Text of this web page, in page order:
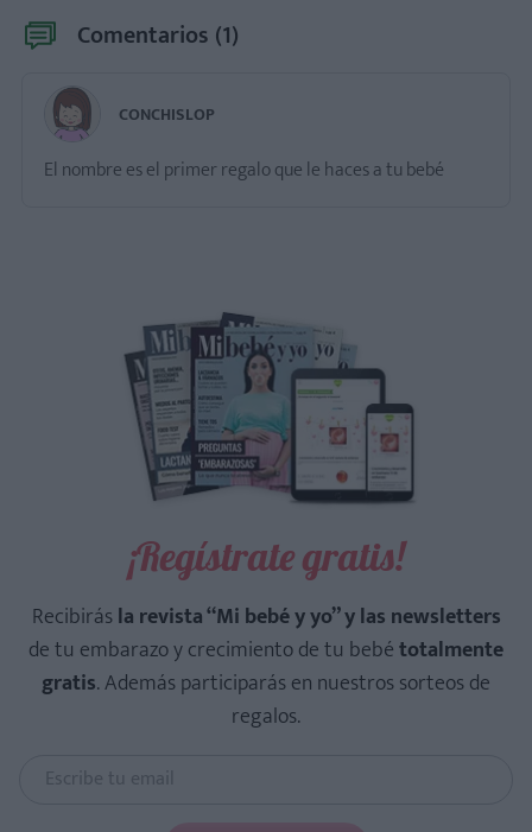
Comentarios (1)
CONCHISLOP
El nombre es el primer regalo que le haces a tu bebé
¡Regístrate gratis!
Recibirásla revista “Mi bebé y yo” y las newsletters
de tu embarazo y crecimiento de tu bebétotalmente
gratis. Además participarás en nuestros sorteos de
regalos.